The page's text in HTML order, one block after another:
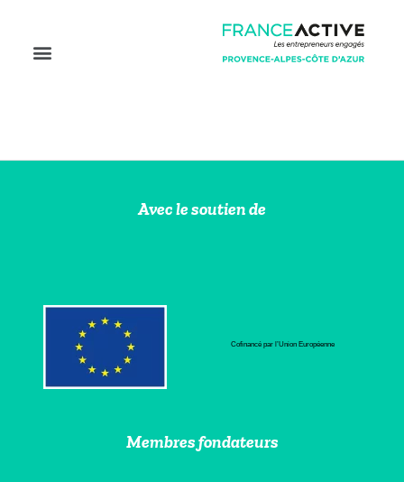
Avec le soutien de
Cofinancé par l’Union Européenne
Membres fondateurs